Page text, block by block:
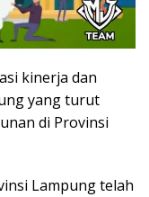
kinerja dan
yang turut
di Provinsi
Lampung telah